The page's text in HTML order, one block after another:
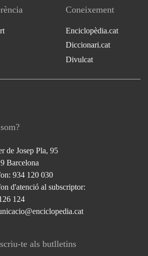
Coneixement
Enciclopèdia.cat
Diccionari.cat
Divulcat
de Josep Pla, 95
Barcelona
934 120 030
d'atenció al subscriptor:
124
te als butlletins